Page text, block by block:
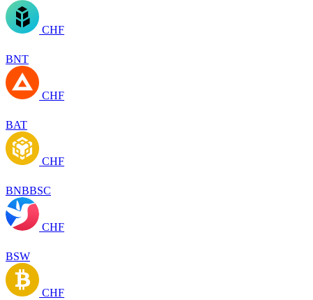
CHF
BNT
CHF
BAT
CHF
BNBBSC
CHF
BSW
CHF